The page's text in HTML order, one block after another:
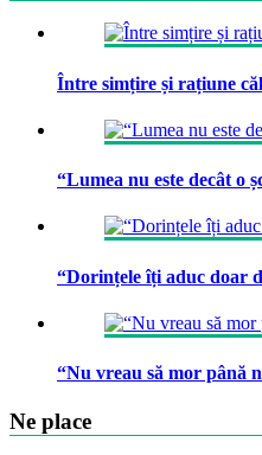
Între simțire și rațiune
“Lumea nu este decât o
“Dorințele îți aduc doar
“Nu vreau să mor până
Ne place